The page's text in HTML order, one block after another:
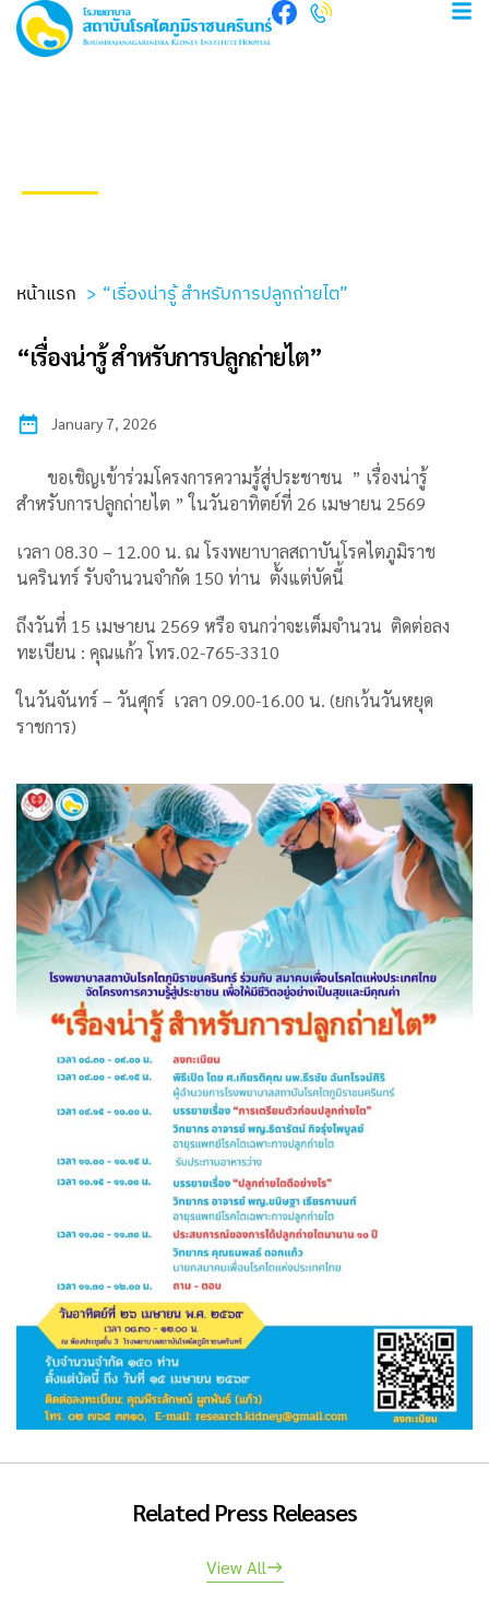
หน้าแรก “เรื่องน่ารู้ สำหรับการปลูกถ่ายไต”
“เรื่องน่ารู้ สำหรับการปลูกถ่ายไต”
January 7, 2026
ขอเชิญเข้าร่วมโครงการความรู้สู่ประชาชน ” เรื่องน่ารู้
สำหรับการปลูกถ่ายไต ” ในวันอาทิตย์ที่ 26 เมษายน 2569
เวลา 08.30 – 12.00 น. ณ โรงพยาบาลสถาบันโรคไตภูมิราช
นครินทร์ รับจำนวนจำกัด 150 ท่าน ตั้งแต่บัดนี้
ถึงวันที่ 15 เมษายน 2569 หรือ จนกว่าจะเต็มจำนวน ติดต่อลง
ทะเบียน : คุณแก้ว โทร.02-765-3310
ในวันจันทร์ – วันศุกร์ เวลา 09.00-16.00 น. (ยกเว้นวันหยุด
ราชการ)
Related Press Releases
View All